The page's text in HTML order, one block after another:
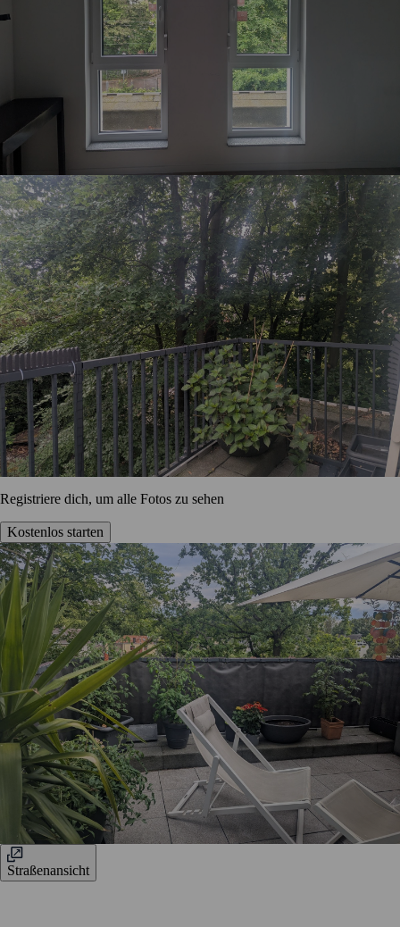
Registriere dich, um alle Fotos zu sehen
Kostenlos starten
Straßenansicht